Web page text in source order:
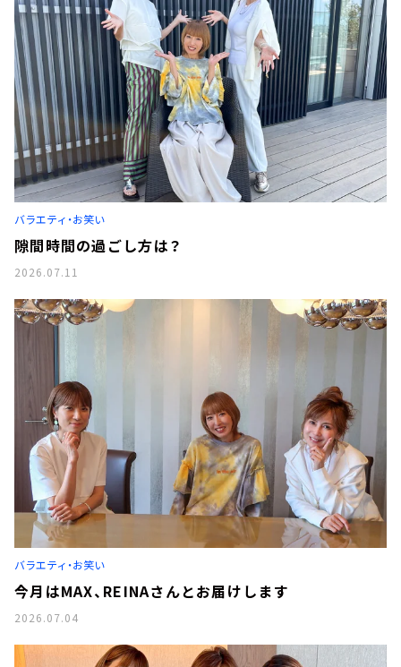
バラエティ・お笑い
隙間時間の過ごし方は？
2026.07.11
バラエティ・お笑い
今月はMAX、REINAさんとお届けします
2026.07.04